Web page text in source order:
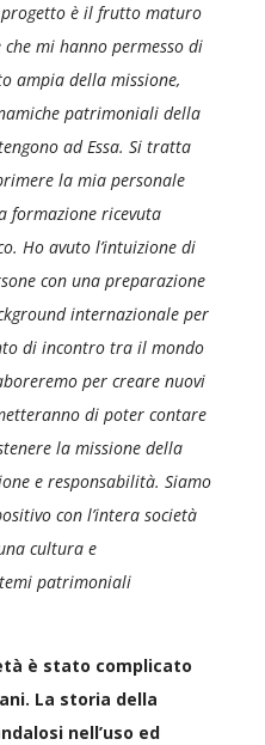
è il frutto maturo
mi hanno permesso di
ampia della missione,
patrimoniali della
ad Essa. Si tratta
la mia personale
formazione ricevuta
Ho avuto l’intuizione di
con una preparazione
internazionale per
di incontro tra il mondo
per creare nuovi
di poter contare
la missione della
e responsabilità. Siamo
con l’intera società
cultura e
patrimoniali
è stato complicato
La storia della
nell’uso ed